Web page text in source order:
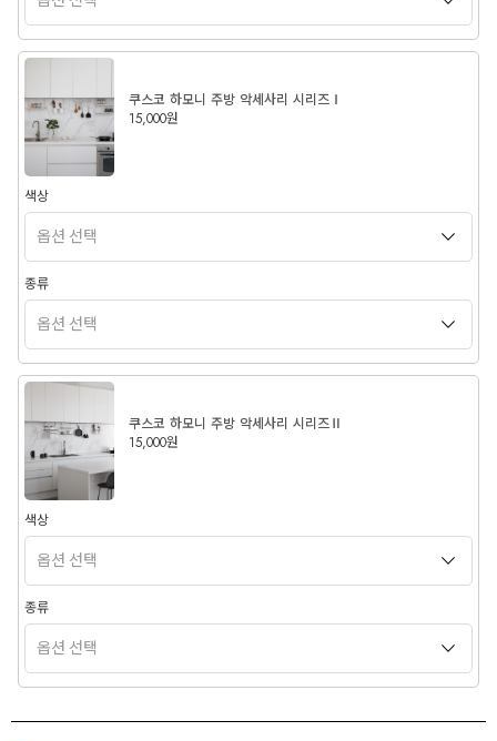
쿠스코 하모니 주방 악세사리 시리즈Ⅰ
15,000원
색상
종류
쿠스코 하모니 주방 악세사리 시리즈Ⅱ
15,000원
색상
종류